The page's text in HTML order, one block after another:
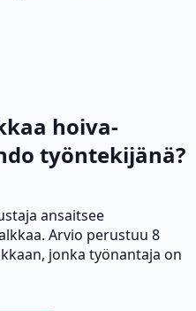
hoiva-
työntekijänä?
ansaitsee
Arvio perustuu 8
jonka työnantaja on